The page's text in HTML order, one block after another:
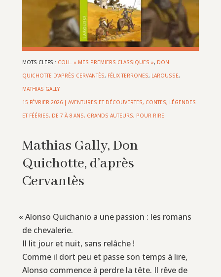
MOTS-CLEFS : COLL. « MES PREMIERS CLASSIQUES », DON
QUICHOTTE D’APRÈS CERVANTÈS, FÉLIX TERRONES, LAROUSSE,
MATHIAS GALLY
15 FÉVRIER 2026| AVENTURES ET DÉCOUVERTES, CONTES, LÉGENDES
ET FÉÉRIES, DE 7 À 8 ANS, GRANDS AUTEURS, POUR RIRE
Mathias Gally, Don
Quichotte, d’après
Cervantès
« Alonso Quichanio a une passion : les romans
de chevalerie.
Il lit jour et nuit, sans relâche !
Comme il dort peu et passe son temps à lire,
Alonso commence à perdre la tête. Il rêve de